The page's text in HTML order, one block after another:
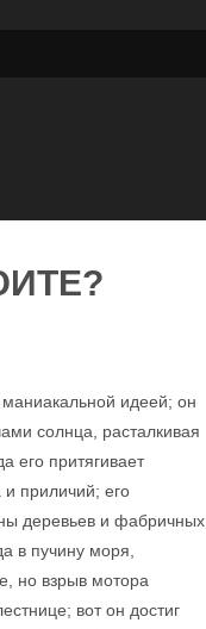
идеей; он
солнца, расталкивая
его притягивает
приличий; его
деревьев и фабричных
в пучину моря,
но взрыв мотора
вот он достиг